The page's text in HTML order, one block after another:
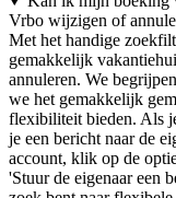
Vrbo wijzigen of
Met het handige
gemakkelijk
annuleren. We
we het gemakkelijk
flexibiliteit bieden. Als
je een bericht naar de
account, klik op de
'Stuur de eigenaar een